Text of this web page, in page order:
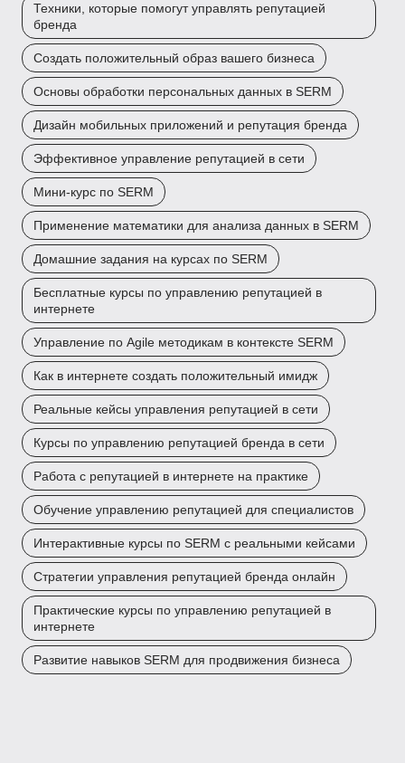
Техники, которые помогут управлять репутацией
бренда
Создать положительный образ вашего бизнеса
Основы обработки персональных данных в SERM
Дизайн мобильных приложений и репутация бренда
Эффективное управление репутацией в сети
Мини-курс по SERM
Применение математики для анализа данных в SERM
Домашние задания на курсах по SERM
Бесплатные курсы по управлению репутацией в
интернете
Управление по Agile методикам в контексте SERM
Как в интернете создать положительный имидж
Реальные кейсы управления репутацией в сети
Курсы по управлению репутацией бренда в сети
Работа с репутацией в интернете на практике
Обучение управлению репутацией для специалистов
Интерактивные курсы по SERM с реальными кейсами
Стратегии управления репутацией бренда онлайн
Практические курсы по управлению репутацией в
интернете
Развитие навыков SERM для продвижения бизнеса